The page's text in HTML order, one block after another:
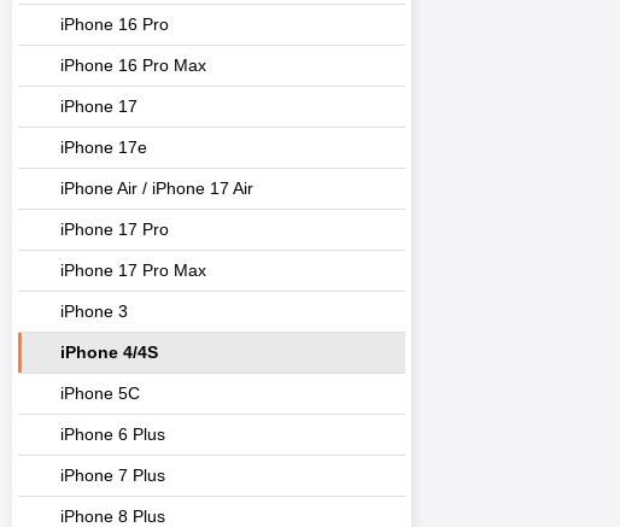
iPhone 16 Pro
iPhone 16 Pro Max
iPhone 17
iPhone 17e
iPhone Air / iPhone 17 Air
iPhone 17 Pro
iPhone 17 Pro Max
iPhone 3
iPhone 4/4S
iPhone 5C
iPhone 6 Plus
iPhone 7 Plus
iPhone 8 Plus